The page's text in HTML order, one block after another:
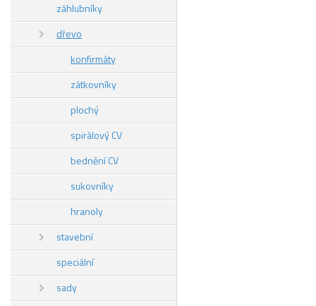
záhlubníky
dřevo
konfirmáty
zátkovníky
plochý
spirálový CV
bednění CV
sukovníky
hranoly
stavební
speciální
sady